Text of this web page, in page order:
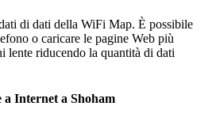
di dati della WiFi Map. È possibile
o caricare le pagine Web più
lente riducendo la quantità di dati
a Internet a Shoham